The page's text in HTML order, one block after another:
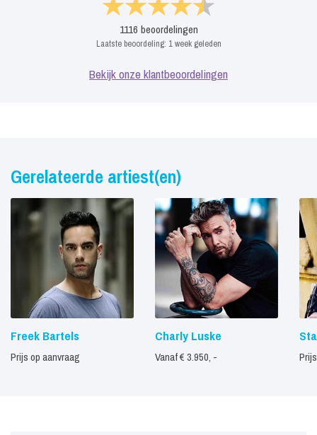
1116 beoordelingen
Laatste beoordeling: 1 week geleden
Bekijk onze klantbeoordelingen
Gerelateerde artiest(en)
Freek Bartels
Prijs op aanvraag
Charly Luske
Vanaf € 3.950, -